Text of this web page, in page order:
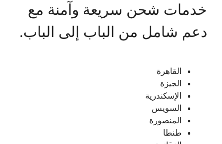
خدمات شحن سريعة وآمنة مع
دعم شامل من الباب إلى الباب.
القاهرة
الجيزة
الإسكندرية
السويس
المنصورة
طنطا